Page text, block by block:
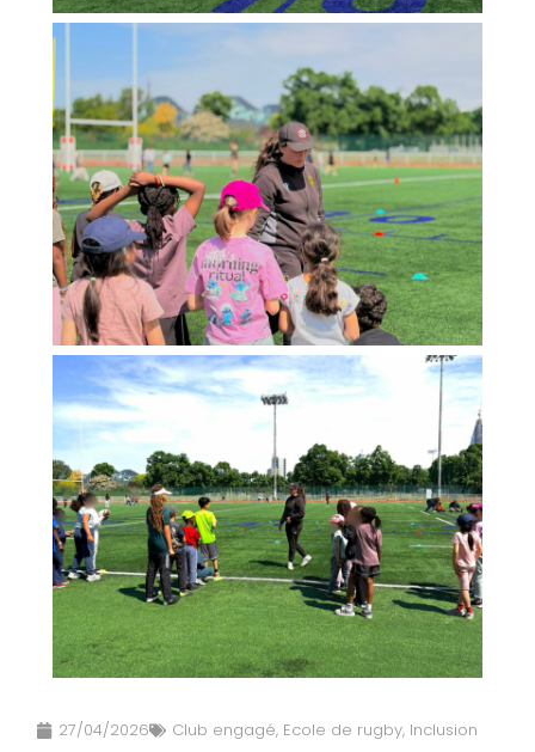
27/04/2026 Club engagé, Ecole de rugby, Inclusion